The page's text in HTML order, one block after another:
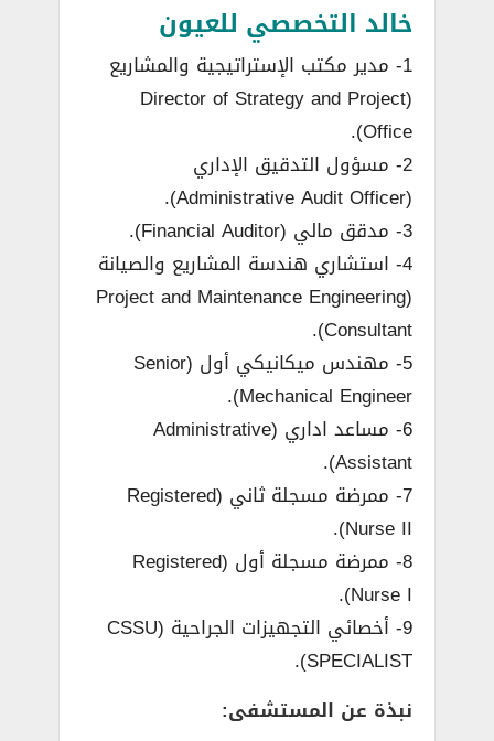
خالد التخصصي للعيون
1- مدير مكتب الإستراتيجية والمشاريع
(Director of Strategy and Project
Office).
2- مسؤول التدقيق الإداري
(Administrative Audit Officer).
3- مدقق مالي (Financial Auditor).
4- استشاري هندسة المشاريع والصيانة
(Project and Maintenance Engineering
Consultant).
5- مهندس ميكانيكي أول (Senior
Mechanical Engineer).
6- مساعد اداري (Administrative
Assistant).
7- ممرضة مسجلة ثاني (Registered
Nurse II).
8- ممرضة مسجلة أول (Registered
Nurse I).
9- أخصائي التجهيزات الجراحية (CSSU
SPECIALIST).
نبذة عن المستشفى: